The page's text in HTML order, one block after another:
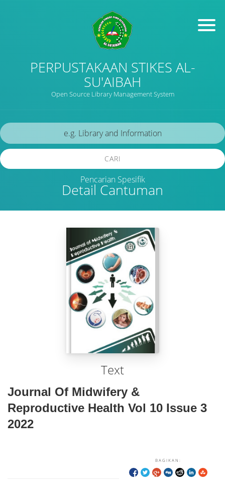
PERPUSTAKAAN STIKES AL-
SU'AIBAH
Open Source Library Management System
Detail Cantuman
CARI
Pencarian Spesifik
Text
Journal Of Midwifery &
Reproductive Health Vol 10 Issue 3
2022
BAGIKAN: